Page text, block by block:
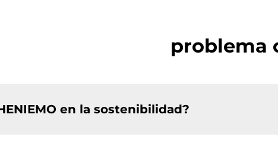
problema
en la sostenibilidad?